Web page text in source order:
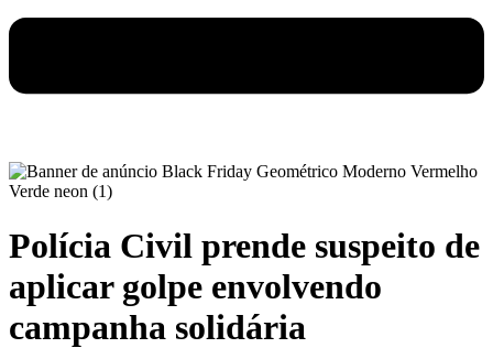
Polícia Civil prende suspeito de
aplicar golpe envolvendo
campanha solidária